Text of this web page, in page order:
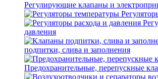
Регулирующие клапаны и
давления
подпитки, слива и заполнения
Предохранительные, перепускные